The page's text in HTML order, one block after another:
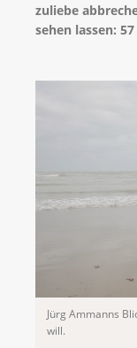
zuliebe
sehen lassen:
Jürg Ammanns
will.